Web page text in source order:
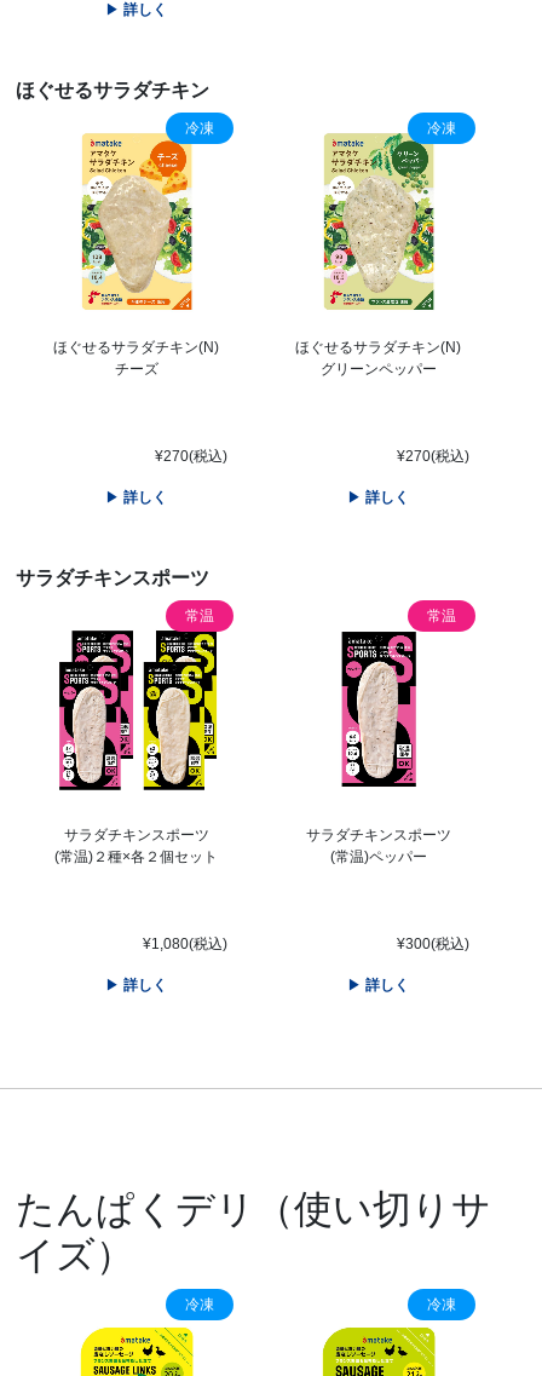
詳しく
ほぐせるサラダチキン
冷凍
ほぐせるサラダチキン(N)
チーズ
¥270(税込)
詳しく
冷凍
ほぐせるサラダチキン(N)
グリーンペッパー
¥270(税込)
詳しく
サラダチキンスポーツ
常温
サラダチキンスポーツ
(常温)２種×各２個セット
¥1,080(税込)
詳しく
常温
サラダチキンスポーツ
(常温)ペッパー
¥300(税込)
詳しく
たんぱくデリ（使い切りサ
イズ）
冷凍 冷凍